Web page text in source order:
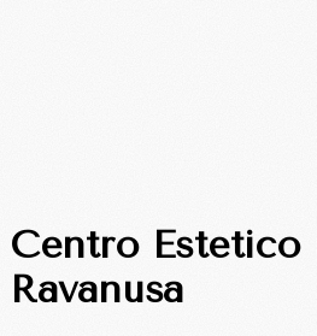
Centro Estetico
Ravanusa